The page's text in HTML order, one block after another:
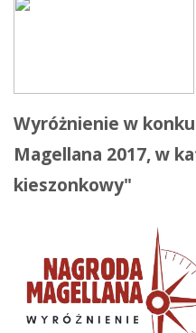
Wyróżnienie w
Magellana 2017, w
kieszonkowy"